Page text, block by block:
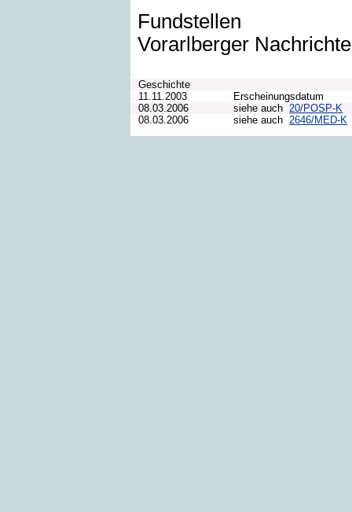
Fundstellen
Vorarlberger
Geschichte
11.11.2003
Erscheinungsdatum
08.03.2006
siehe auch 20/POSP-K
08.03.2006
siehe auch 2646/MED-K